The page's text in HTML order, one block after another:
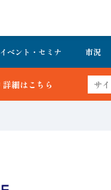
イベント・セミナ 市況